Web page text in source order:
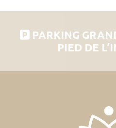
PARKING
PIED DE